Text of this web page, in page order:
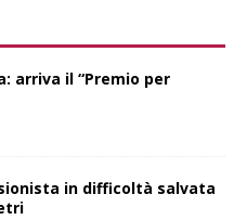
arriva il “Premio per
in difficoltà salvata